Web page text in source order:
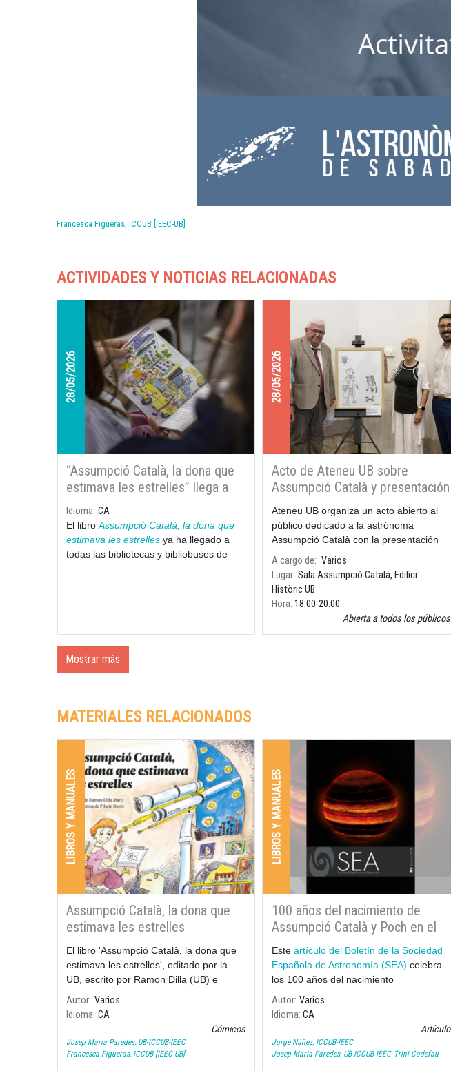
Francesca Figueras, ICCUB [IEEC-UB]
ACTIVIDADES Y NOTICIAS RELACIONADAS
28/05/2026
“Assumpció Català, la dona que
estimava les estrelles” llega a
todas las bibliotecas de Cataluña
Idioma CA
El libroAssumpció Català, la dona que
estimava les estrelles ya ha llegado a
todas las bibliotecas y bibliobuses de
28/05/2026
Acto de Ateneu UB sobre
Assumpció Català y presentación
del dibujo de Pilarín Bayés
dedicado a la astrónoma
Ateneu UB organiza un acto abierto al
público dedicado a la astrónoma
Assumpció Català con la presentación
del libro Assumpció Català, la mujer que
amaba las estrellas, así como del dibujo
que Pila
A cargo de
Varios
Lugar Sala Assumpció Català, Edifici
Històric UB
Hora 18:00 20:00
Abierta a todos los públicos
Mostrar más
MATERIALES RELACIONADOS
LIBROS Y MANUALES
Assumpció Català, la dona que
estimava les estrelles
El libro 'Assumpció Català, la dona que
estimava les estrelles', editado por la
UB, escrito por Ramon Dilla (UB) e
ilustrado por Pilarín Bayés, recoge los
momentos más significativos de la vida y
Autor Varios
Idioma CA
Cómicos
Josep Maria Paredes, UB-ICCUB-IEEC
Francesca Figueras, ICCUB [IEEC-UB]
LIBROS Y MANUALES
100 años del nacimiento de
Assumpció Català y Poch en el
Boletín 53 de la Sociedad
Española de Astronomía
Este artículo del Boletín de la Sociedad
Española de Astronomía (SEA) celebra
los 100 años del nacimiento
Autor Varios
Idioma CA
Artículo
Jorge Núñez, ICCUB-IEEC
Josep Maria Paredes, UB-ICCUB-IEEC Trini Cadefau